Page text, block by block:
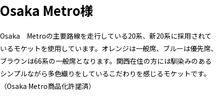
Osaka Metro様
Osaka Metroの主要路線を走行している20系、新20系に採用されて
いるモケットを使用しています。オレンジは一般席、ブルーは優先席、
ブラウンは66系の一般席となります。関西在住の方には馴染みのある
シンプルながら多色織りをしているこだわりを感じるモケットです。
（Osaka Metro商品化許諾済）